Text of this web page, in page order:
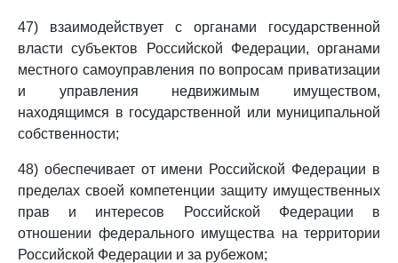
47) взаимодействует с органами государственной
власти субъектов Российской Федерации, органами
местного самоуправления по вопросам приватизации
и управления недвижимым имуществом,
находящимся в государственной или муниципальной
собственности;
48) обеспечивает от имени Российской Федерации в
пределах своей компетенции защиту имущественных
прав и интересов Российской Федерации в
отношении федерального имущества на территории
Российской Федерации и за рубежом;